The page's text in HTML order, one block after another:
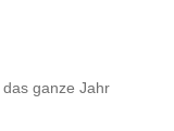
ganze Jahr